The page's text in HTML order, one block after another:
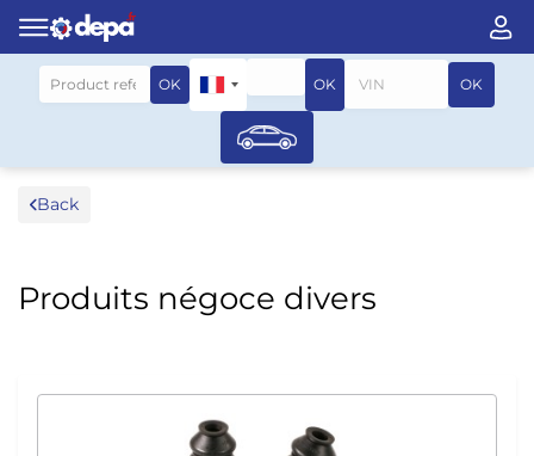
OK OK OK
Search by vehicle
Back
Produits négoce divers